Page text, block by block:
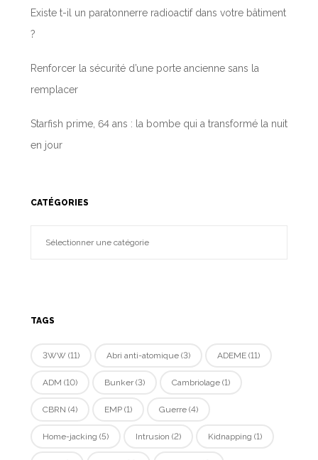
Existe t-il un paratonnerre radioactif dans votre bâtiment
?
Renforcer la sécurité d’une porte ancienne sans la
remplacer
Starfish prime, 64 ans : la bombe qui a transformé la nuit
en jour
CATÉGORIES
TAGS
3WW(11) Abri anti-atomique(3) ADEME(11)
ADM (10) Bunker(3) Cambriolage(1)
CBRN (4) EMP(1) Guerre(4)
Home-jacking (5) Intrusion (2) Kidnapping (1)